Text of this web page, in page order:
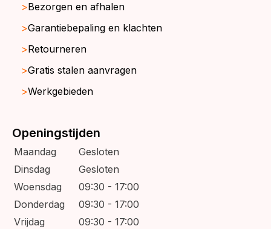
Bezorgen en afhalen
Garantiebepaling en klachten
Retourneren
Gratis stalen aanvragen
Werkgebieden
Openingstijden
Maandag
Gesloten
Dinsdag
Gesloten
Woensdag
09:30 - 17:00
Donderdag
09:30 - 17:00
Vrijdag
09:30 - 17:00